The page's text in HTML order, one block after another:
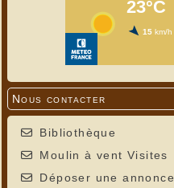
Nous contacter
Bibliothèque
Moulin à vent Visites
Déposer une annonce